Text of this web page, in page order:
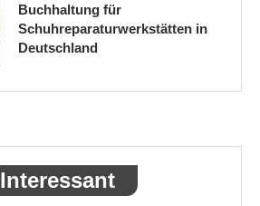
Buchhaltung für
Schuhreparaturwerkstätten in
Deutschland
Interessant